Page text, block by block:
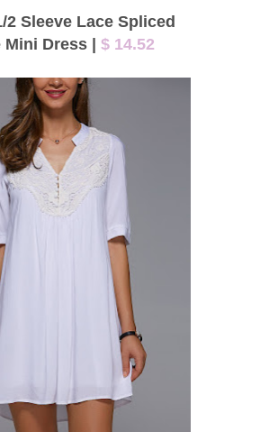
2 Sleeve Lace Spliced
Mini Dress | $ 14.52